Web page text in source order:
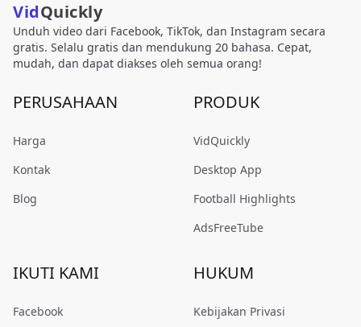
VidQuickly
Unduh video dari Facebook, TikTok, dan Instagram secara
gratis. Selalu gratis dan mendukung 20 bahasa. Cepat,
mudah, dan dapat diakses oleh semua orang!
PERUSAHAAN
Harga
Kontak
Blog
PRODUK
VidQuickly
Desktop App
Football Highlights
AdsFreeTube
IKUTI KAMI
Facebook
HUKUM
Kebijakan Privasi